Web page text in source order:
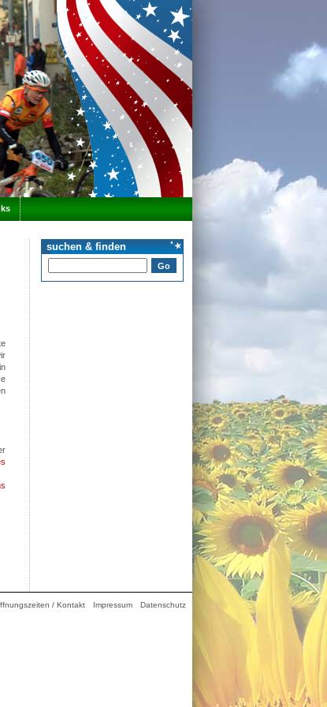
suchen & finden
/ Kontakt Impressum Datenschutz